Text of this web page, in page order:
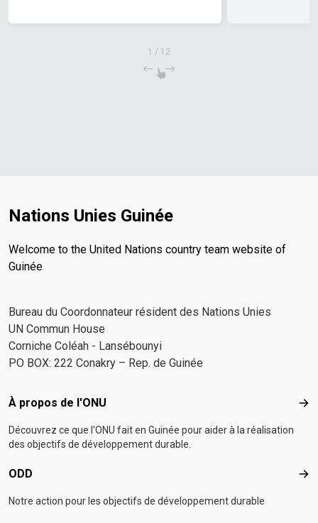
1 / 12
Nations Unies Guinée
Welcome to the United Nations country team website of
Guinée
Bureau du Coordonnateur résident des Nations Unies
UN Commun House
Corniche Coléah - Lansébounyi
PO BOX: 222 Conakry – Rep. de Guinée
Footer menu
À propos de l'ONU À
Découvrez ce que l'ONU fait en Guinée pour aider à la réalisation
des objectifs de développement durable.
ODD
Notre action pour les objectifs de développement durable